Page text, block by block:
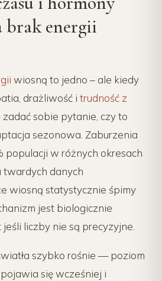
brak energii
wiosną to jedno – ale kiedy
drażliwość i trudność z
zadać sobie pytanie, czy to
sezonowa. Zaburzenia
populacji w różnych okresach
twardych danych
wiosną statystycznie śpimy
jest biologicznie
liczby nie są precyzyjne.
szybko rośnie — poziom
się wcześniej i